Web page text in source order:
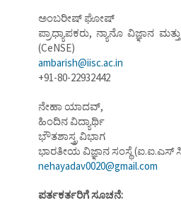
ಅಂಬರೀಷ್ ಘೋಷ್
ಪ್ರಾಧ್ಯಾಪಕರು, ನ್ಯಾನೊ ವಿಜ್ಞಾನ
(CeNSE)
ambarish@iisc.ac.in
+91-80-22932442
ನೇಹಾ ಯಾದವ್,
ಹಿಂದಿನ ವಿದ್ಯಾರ್ಥಿ
ಭೌತಶಾಸ್ತ್ರ ವಿಭಾಗ
ಭಾರತೀಯ ವಿಜ್ಞಾನ ಸಂಸ್ಥೆ (ಐ.ಐ.ಎಸ್
nehayadav0020@gmail.com
ಪರ್ತಕರ್ತರಿಗೆ ಸೂಚನೆ: